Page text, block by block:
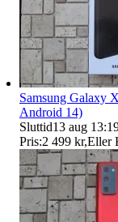
Samsung Galaxy
Android 14)
Sluttid13 aug
Pris:2 499 kr,Eller